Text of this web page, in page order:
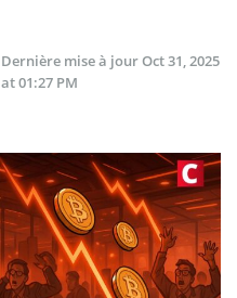
Dernière mise à jourOct 31, 2025
at 01:27 PM